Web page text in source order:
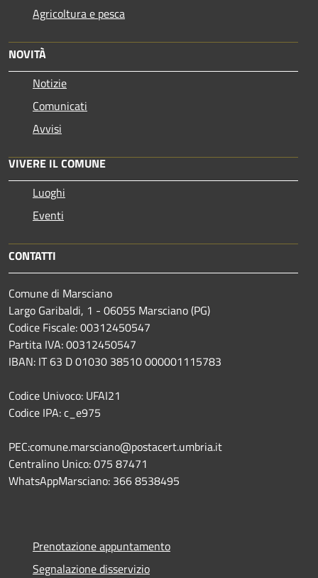
Agricoltura e pesca
NOVITÀ
Notizie
Comunicati
Avvisi
VIVERE IL COMUNE
Luoghi
Eventi
CONTATTI
Comune di Marsciano
Largo Garibaldi, 1 - 06055 Marsciano (PG)
Codice Fiscale: 00312450547
Partita IVA: 00312450547
IBAN: IT 63 D 01030 38510 000001115783
Codice Univoco: UFAI21
Codice IPA: c_e975
PEC:comune.marsciano@postacert.umbria.it
Centralino Unico: 075 87471
WhatsAppMarsciano: 366 8538495
Prenotazione appuntamento
Segnalazione disservizio